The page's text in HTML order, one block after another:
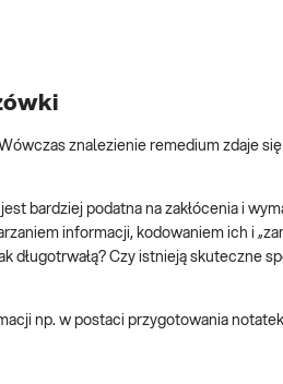
znalezienie remedium zdaje
bardziej podatna na zakłócenia i
informacji, kodowaniem ich i
długotrwałą? Czy istnieją skuteczne
np. w postaci przygotowania